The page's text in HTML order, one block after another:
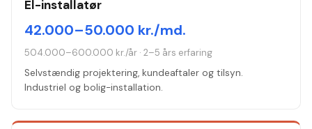
El-installatør
42.000–50.000 kr./md.
504.000–600.000 kr./år ·2–5 års erfaring
Selvstændig projektering, kundeaftaler og tilsyn.
Industriel og bolig-installation.